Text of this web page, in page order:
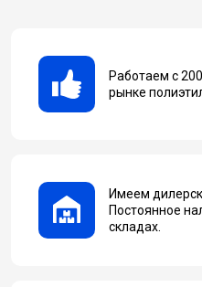
Работаем с
рынке
Имеем
Постоянное
складах.